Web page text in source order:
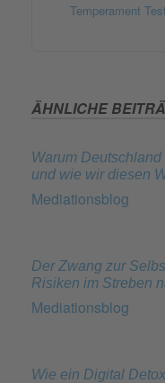
Temperament
ÄHNLICHE
Warum
und wie wir diesen
Mediationsblog
Der Zwang zur
Risiken im Streben
Mediationsblog
Wie ein Digital